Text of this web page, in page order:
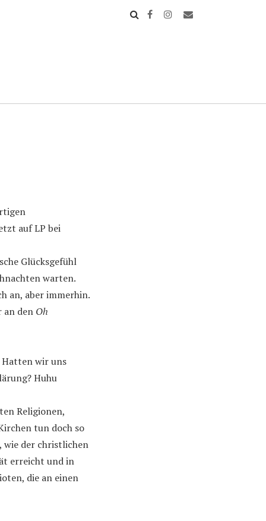
auf LP bei
Glücksgefühl
warten.
an, aber immerhin.
an den Oh
Hatten wir uns
Huhu
Religionen,
tun doch so
wie der christlichen
erreicht und in
die an einen